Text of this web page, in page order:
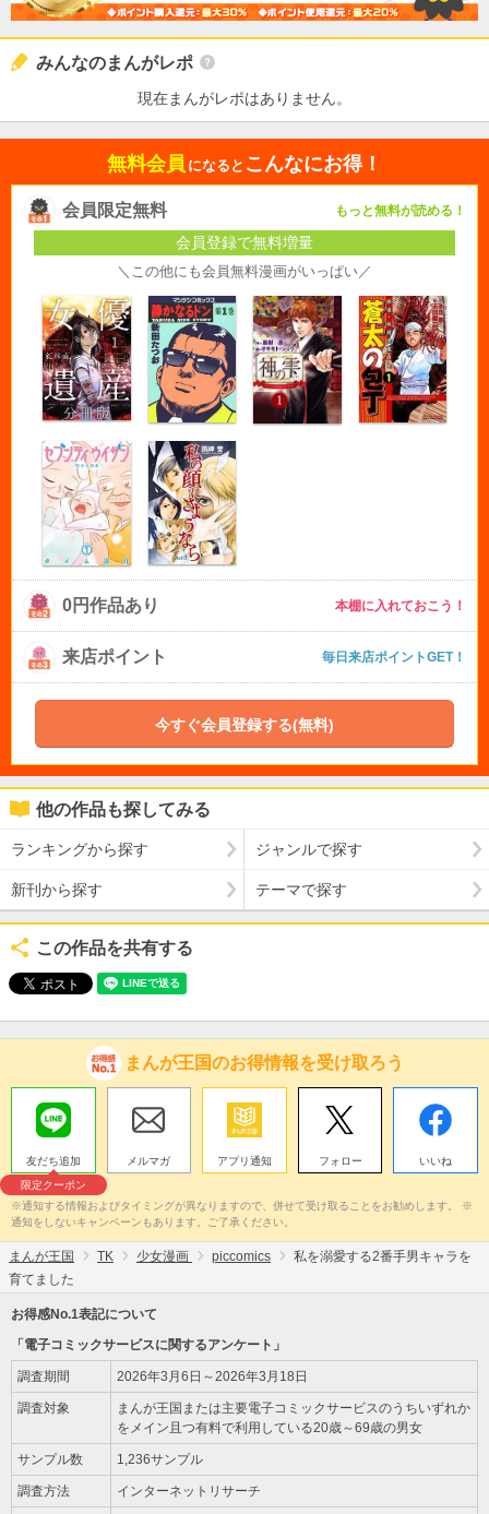
みんなのまんがレポ
現在まんがレポはありません。
無料会員 になると こんなにお得！
会員限定無料 もっと無料が読める！
会員登録で無料増量
＼この他にも会員無料漫画がいっぱい／
0円作品あり 本棚に入れておこう！
来店ポイント 毎日来店ポイントGET！
今すぐ会員登録する(無料)
他の作品も探してみる
ランキングから探す ジャンルで探す
新刊から探す テーマで探す
この作品を共有する
まんが王国のお得情報を受け取ろう
友だち追加
限定クーポン
メルマガ アプリ通知 フォロー いいね
※通知する情報およびタイミングが異なりますので、併せて受け取ることをお勧めします。 ※
通知をしないキャンペーンもあります。ご了承ください。
まんが王国 TK 少女漫画 piccomics
私を溺愛する2番手男キャラを
育てました
お得感No.1表記について
「電子コミックサービスに関するアンケート」
調査期間 2026年3月6日～2026年3月18日
調査対象
まんが王国または主要電子コミックサービスのうちいずれか
をメイン且つ有料で利用している20歳～69歳の男女
サンプル数 1,236サンプル
調査方法 インターネットリサーチ